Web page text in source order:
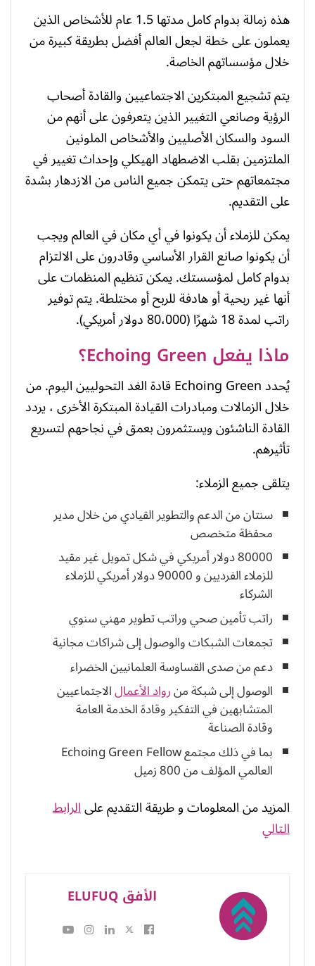
هذه زمالة بدوام كامل مدتها 1.5 عام للأشخاص الذين
يعملون على خطة لجعل العالم أفضل بطريقة كبيرة من
خلال مؤسساتهم الخاصة.
يتم تشجيع المبتكرين الاجتماعيين والقادة أصحاب
الرؤية وصانعي التغيير الذين يتعرفون على أنهم من
السود والسكان الأصليين والأشخاص الملونين
الملتزمين بقلب الاضطهاد الهيكلي وإحداث تغيير في
مجتمعاتهم حتى يتمكن جميع الناس من الازدهار بشدة
على التقديم.
يمكن للزملاء أن يكونوا في أي مكان في العالم ويجب
أن يكونوا صانع القرار الأساسي وقادرون على الالتزام
بدوام كامل لمؤسستك. يمكن تنظيم المنظمات على
أنها غير ربحية أو هادفة للربح أو مختلطة. يتم توفير
راتب لمدة 18 شهرًا (80،000 دولار أمريكي).
ماذا يفعل Echoing Green؟
يُحدد Echoing Green قادة الغد التحوليين اليوم. من
خلال الزمالات ومبادرات القيادة المبتكرة الأخرى ، يردد
القادة الناشئون ويستثمرون بعمق في نجاحهم لتسريع
تأثيرهم.
يتلقى جميع الزملاء:
سنتان من الدعم والتطوير القيادي من خلال مدير
محفظة متخصص
80000 دولار أمريكي في شكل تمويل غير مقيد
للزملاء الفرديين و 90000 دولار أمريكي للزملاء
الشركاء
راتب تأمين صحي وراتب تطوير مهني سنوي
تجمعات الشبكات والوصول إلى شراكات مجانية
دعم من صدى القساوسة العلمانيين الخضراء
الوصول إلى شبكة منرواد الأعمالالاجتماعيين
المتشابهين في التفكير وقادة الخدمة العامة
وقادة الصناعة
بما في ذلك مجتمع Echoing Green Fellow
العالمي المؤلف من 800 زميل
المزيد من المعلومات و طريقة التقديم علىالرابط
التالي
الأفق ELUFUQ